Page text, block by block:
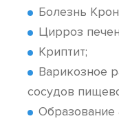
Болезнь
Цирроз
Криптит;
Варикозное
сосудов